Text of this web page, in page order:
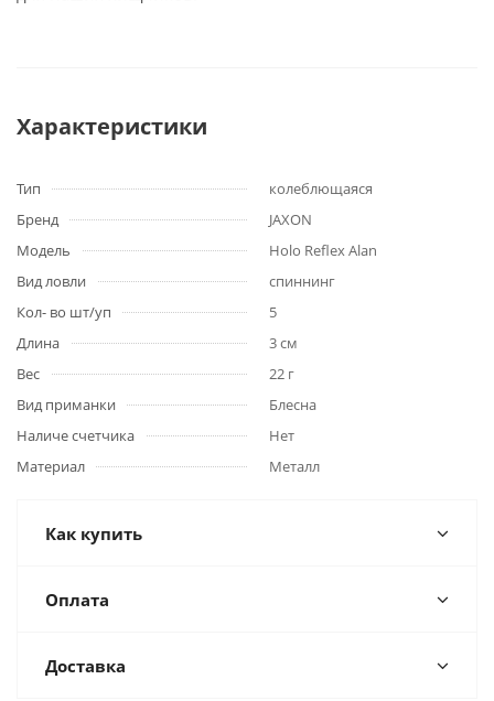
Характеристики
Тип
колеблющаяся
Бренд
JAXON
Модель
Holo Reflex Alan
Вид ловли
спиннинг
Кол- во шт/уп
5
Длина
3 см
Вес
22 г
Вид приманки
Блесна
Наличе счетчика
Нет
Материал
Металл
Как купить
Оплата
Доставка